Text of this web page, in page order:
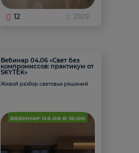
12 2109
Вебинар 04.06 «Свет без
компромиссов: практикум от
SKYTEK»
Живой разбор световых решений